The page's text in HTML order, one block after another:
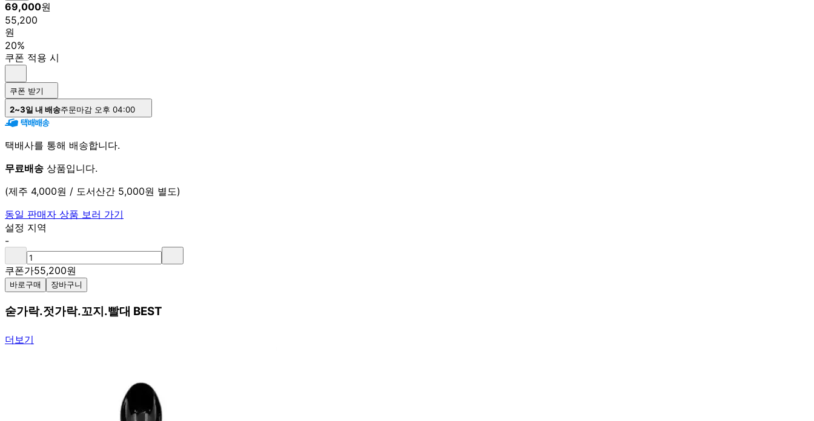
69,000원
55,200
원
20%
쿠폰 적용 시
쿠폰 받기
2~3일 내 배송주문마감 오후 04:00
택배사를 통해 배송합니다.
무료배송 상품입니다.
(제주 4,000원 / 도서산간 5,000원 별도)
동일 판매자 상품 보러 가기
설정 지역
-
쿠폰가55,200원
바로구매 장바구니
숟가락.젓가락.꼬지.빨대 BEST
더보기